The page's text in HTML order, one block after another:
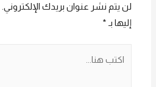
لن يتم نشر عنوان بريدك الإلكتروني.
إليها بـ *